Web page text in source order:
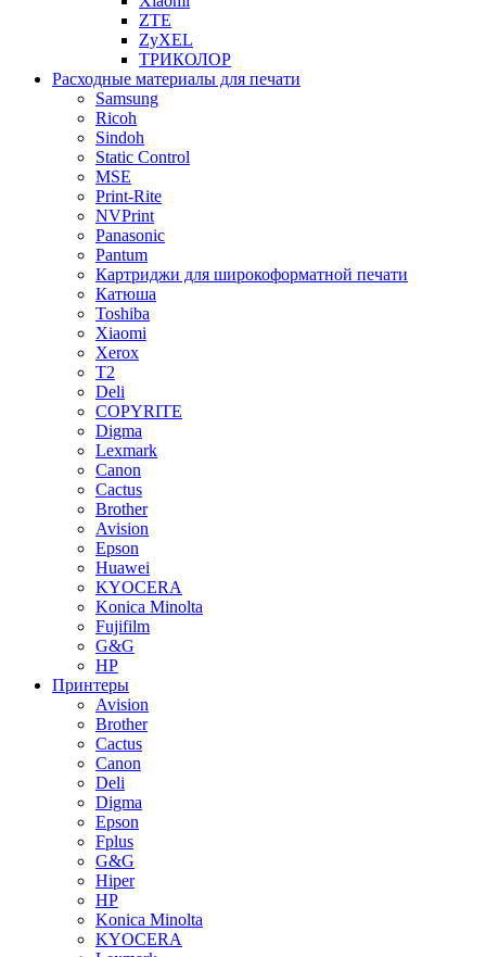
ZTE
ZyXEL
ТРИКОЛОР
Расходные материалы для печати
Samsung
Ricoh
Sindoh
Static Control
MSE
Print-Rite
NVPrint
Panasonic
Pantum
Картриджи для широкоформатной печати
Катюша
Toshiba
Xiaomi
Xerox
T2
Deli
COPYRITE
Digma
Lexmark
Canon
Cactus
Brother
Avision
Epson
Huawei
KYOCERA
Konica Minolta
Fujifilm
G&G
HP
Принтеры
Avision
Brother
Cactus
Canon
Deli
Digma
Epson
Fplus
G&G
Hiper
HP
Konica Minolta
KYOCERA